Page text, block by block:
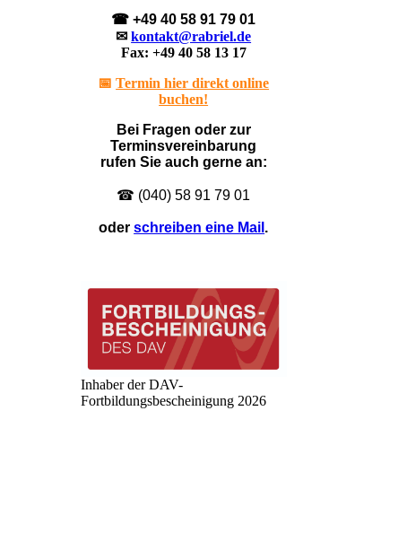
☎ +49 40 58 91 79 01
✉ kontakt@rabriel.de
Fax: +49 40 58 13 17
📅Termin hier direkt online
buchen!
Bei Fragen oder zur
Terminsvereinbarung
rufen Sie auch gerne an:
☎ (040) 58 91 79 01
oderschreiben eine Mail .
Inhaber der DAV-
Fortbildungsbescheinigung 2026